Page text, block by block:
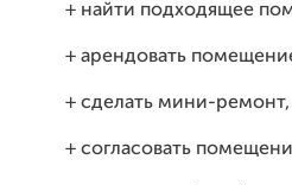
+ найти подходящее
+ арендовать
+ сделать мини-ремонт,
+ согласовать